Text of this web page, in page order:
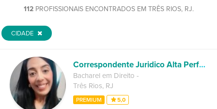
112PROFISSIONAIS ENCONTRADOS EM TRÊS RIOS, RJ.
CIDADE
Correspondente Juridico Alta Performance
Bacharel em Direito -
Três Rios, RJ
PREMIUM 5,0